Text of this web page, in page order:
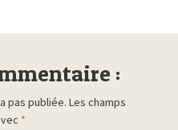
:
pas publiée. Les champs
*